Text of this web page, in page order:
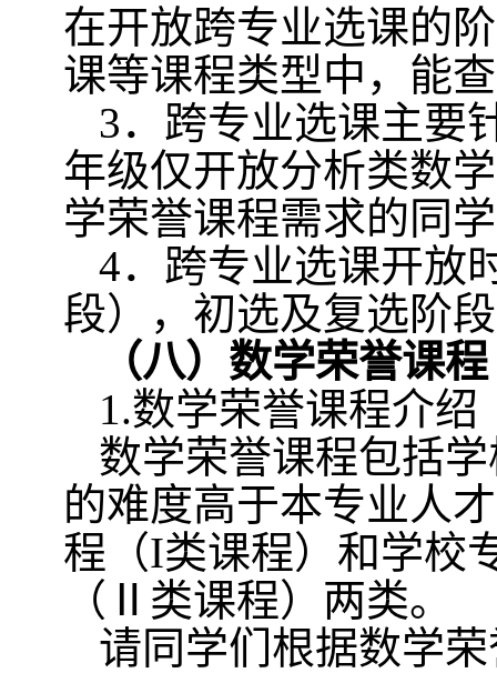
在开放跨专业选课的
课等课程类型中，能
3．跨专业选课主要
年级仅开放分析类数
学荣誉课程需求的同
4．跨专业选课开放
段），初选及复选阶
（八）数学荣誉课程
1.数学荣誉课程介绍
数学荣誉课程包括
的难度高于本专业人
程（I类课程）和学校
（Ⅱ类课程）两类。
请同学们根据数学